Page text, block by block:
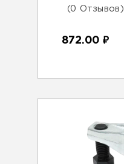
(0 Отзывов)
872.00 ₽